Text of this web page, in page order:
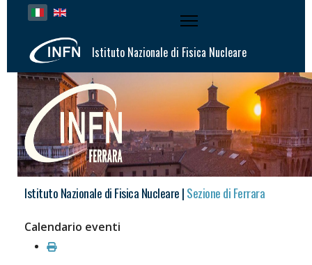
Seleziona la tua lingua
Istituto Nazionale di Fisica Nucleare
Istituto Nazionale di Fisica Nucleare |Sezione di Ferrara
Calendario eventi